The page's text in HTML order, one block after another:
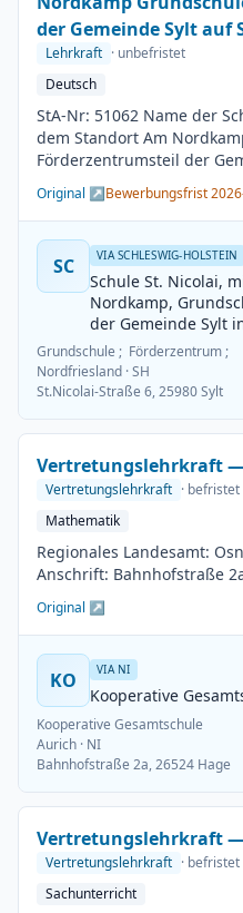
der Gemeinde Sylt auf
Lehrkraft · unbefristet
Deutsch
StA-Nr: 51062 Name der
dem Standort Am
Förderzentrumsteil der
Grundschule Kreis /
BesGr / EntGr:
2. Fach: beliebig
Arbeitsumfang: Teilzeit
01.08.2026
Veröffentlichung:
Original ↗Bewerbungsfrist
SC VIA SCHLESWIG-HOLSTEIN
Schule St. Nicolai,
Nordkamp,
der Gemeinde Sylt
Grundschule ; Förderzentrum ;
Nordfriesland · SH
St.Nicolai-Straße 6, 25980 Sylt
Vertretungslehrkraft
Vertretungslehrkraft · befristet
Mathematik
Regionales Landesamt:
Anschrift: Bahnhofstraße
Original ↗
KO VIA NI
Kooperative
Kooperative Gesamtschule
Aurich · NI
Bahnhofstraße 2a, 26524 Hage
Vertretungslehrkraft
Vertretungslehrkraft · befristet
Sachunterricht